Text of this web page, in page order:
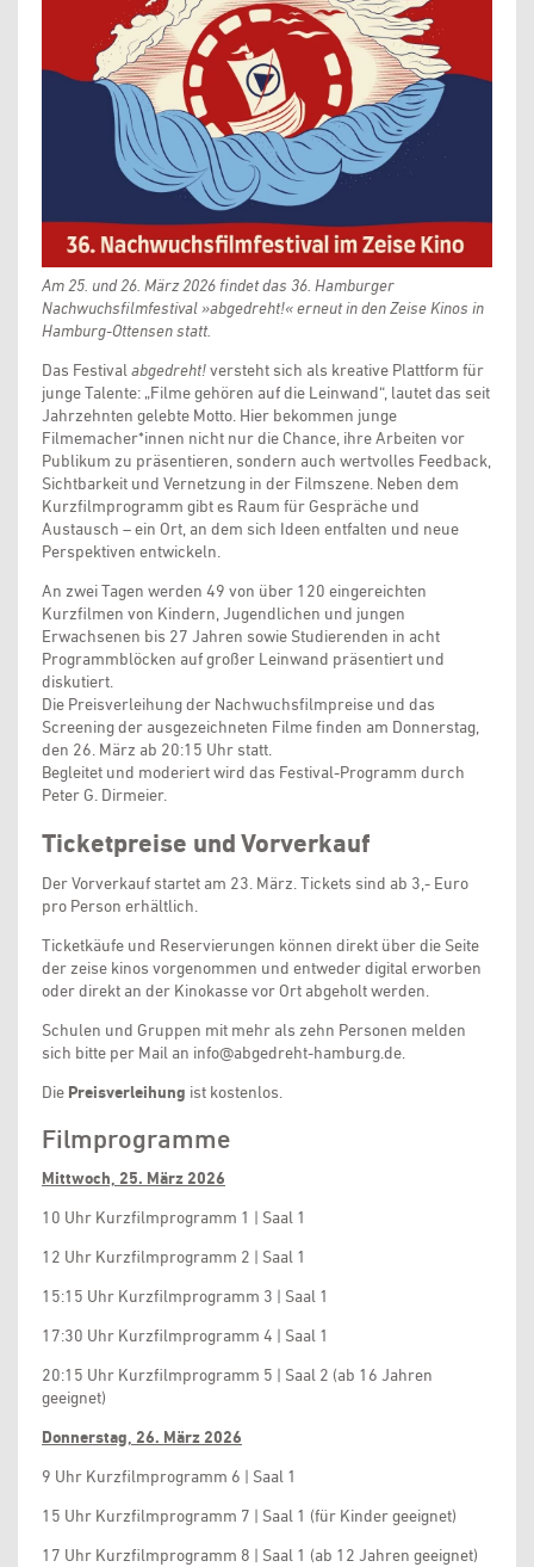
Am 25. und 26. März 2026 findet das 36. Hamburger
Nachwuchsfilmfestival »abgedreht!« erneut in den Zeise Kinos in
Hamburg-Ottensen statt.
Das Festival abgedreht!versteht sich als kreative Plattform für
junge Talente: „Filme gehören auf die Leinwand“, lautet das seit
Jahrzehnten gelebte Motto. Hier bekommen junge
Filmemacher*innen nicht nur die Chance, ihre Arbeiten vor
Publikum zu präsentieren, sondern auch wertvolles Feedback,
Sichtbarkeit und Vernetzung in der Filmszene. Neben dem
Kurzfilmprogramm gibt es Raum für Gespräche und
Austausch – ein Ort, an dem sich Ideen entfalten und neue
Perspektiven entwickeln.
An zwei Tagen werden 49 von über 120 eingereichten
Kurzfilmen von Kindern, Jugendlichen und jungen
Erwachsenen bis 27 Jahren sowie Studierenden in acht
Programmblöcken auf großer Leinwand präsentiert und
diskutiert.
Die Preisverleihung der Nachwuchsfilmpreise und das
Screening der ausgezeichneten Filme finden am Donnerstag,
den 26. März ab 20:15 Uhr statt.
Begleitet und moderiert wird das Festival-Programm durch
Peter G. Dirmeier.
Ticketpreise und Vorverkauf
Der Vorverkauf startet am 23. März. Tickets sind ab 3,- Euro
pro Person erhältlich.
Ticketkäufe und Reservierungen können direkt über die Seite
der zeise kinos vorgenommen und entweder digital erworben
oder direkt an der Kinokasse vor Ort abgeholt werden.
Schulen und Gruppen mit mehr als zehn Personen melden
sich bitte per Mail an info@abgedreht-hamburg.de.
Die Preisverleihung ist kostenlos.
Filmprogramme
Mittwoch, 25. März 2026
10 Uhr Kurzfilmprogramm 1 | Saal 1
12 Uhr Kurzfilmprogramm 2 | Saal 1
15:15 Uhr Kurzfilmprogramm 3 | Saal 1
17:30 Uhr Kurzfilmprogramm 4 | Saal 1
20:15 Uhr Kurzfilmprogramm 5 | Saal 2 (ab 16 Jahren
geeignet)
Donnerstag, 26. März 2026
9 Uhr Kurzfilmprogramm 6 | Saal 1
15 Uhr Kurzfilmprogramm 7 | Saal 1 (für Kinder geeignet)
17 Uhr Kurzfilmprogramm 8 | Saal 1 (ab 12 Jahren geeignet)